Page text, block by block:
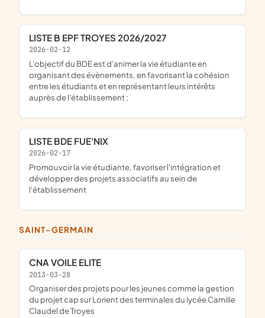
LISTE B EPF TROYES 2026/2027
2026-02-12
l'objectif du BDE est d'animer la vie étudiante en
organisant des évènements, en favorisant la cohésion
entre les étudiants et en représentant leurs intérêts
auprès de l'établissement ;
LISTE BDE FUE'NIX
2026-02-17
promouvoir la vie étudiante, favoriser l'intégration et
développer des projets associatifs au sein de
l'établissement
SAINT-GERMAIN
CNA VOILE ELITE
2013-03-28
organiser des projets pour les jeunes comme la gestion
du projet cap sur Lorient des terminales du lycée Camille
Claudel de Troyes